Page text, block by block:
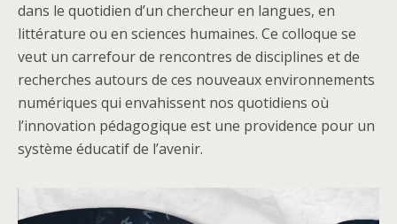
dans le quotidien d’un chercheur en langues, en
littérature ou en sciences humaines. Ce colloque se
veut un carrefour de rencontres de disciplines et de
recherches autours de ces nouveaux environnements
numériques qui envahissent nos quotidiens où
l’innovation pédagogique est une providence pour un
système éducatif de l’avenir.